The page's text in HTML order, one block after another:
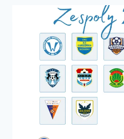
PRZY
OKAZJI
MECZU
WARTY
ŚREM